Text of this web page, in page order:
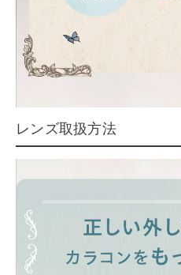
レンズ取扱方法